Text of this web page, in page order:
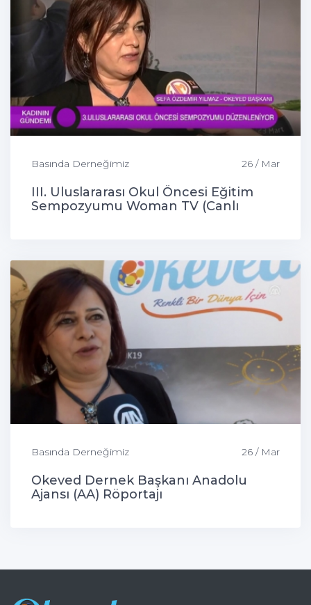
Basında Derneğimiz 26 / Mar
III. Uluslararası Okul Öncesi Eğitim
Sempozyumu Woman TV (Canlı
Basında Derneğimiz 26 / Mar
Okeved Dernek Başkanı Anadolu
Ajansı (AA) Röportajı